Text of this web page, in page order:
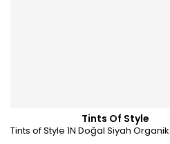
Tints Of Style
Tints of Style 1N Doğal Siyah